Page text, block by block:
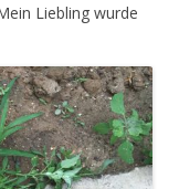
Liebling wurde